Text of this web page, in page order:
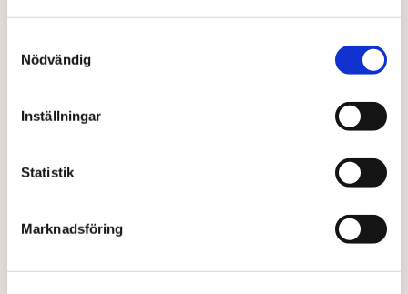
Nödvändig
Inställningar
Statistik
Marknadsföring
Transport Sveriges Bussföretag
Redaktionen
Uppdaterad:
LÄS ÄVEN
på Tetra Pak – ”Väldigt få väljer att